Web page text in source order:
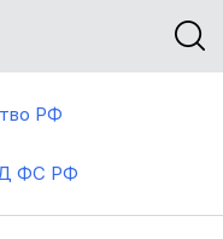
РФ
ФС РФ